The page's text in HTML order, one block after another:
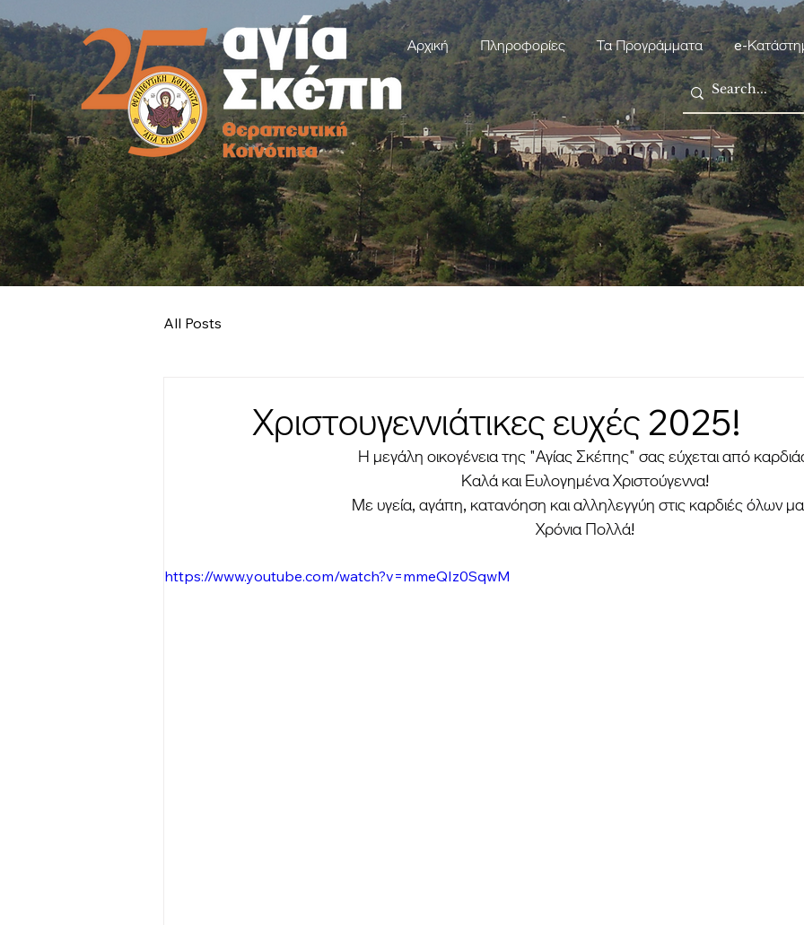
Αρχική Πληροφορίες Τα Προγράμματα e-
All Posts
Χριστουγεννιάτικες ευχές 2025!
Η μεγάλη οικογένεια της "Αγίας Σκέπης" σας εύχεται από
Καλά και Ευλογημένα Χριστούγεννα!
Με υγεία, αγάπη, κατανόηση και αλληλεγγύη στις καρδιές όλων
Χρόνια Πολλά!
https://www.youtube.com/watch?v=mmeQIz0SqwM